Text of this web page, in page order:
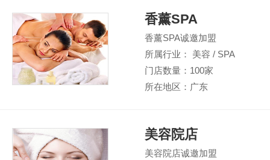
香薰SPA
香薰SPA诚邀加盟
所属行业： 美容 / SPA
门店数量：100家
所在地区：广东
美容院店
美容院店诚邀加盟